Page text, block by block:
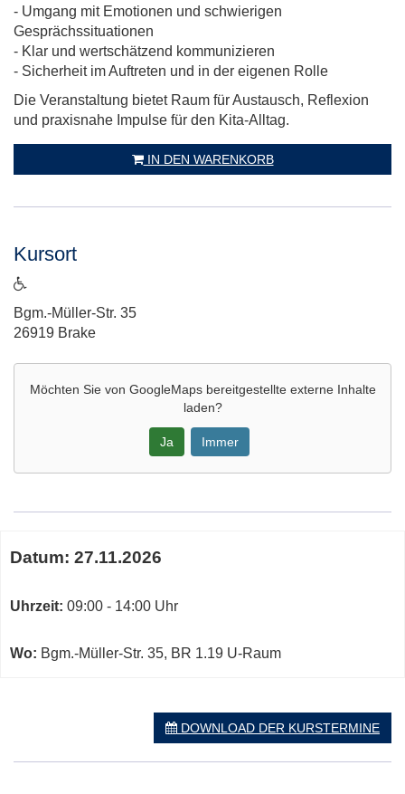
- Umgang mit Emotionen und schwierigen
Gesprächssituationen
- Klar und wertschätzend kommunizieren
- Sicherheit im Auftreten und in der eigenen Rolle
Die Veranstaltung bietet Raum für Austausch, Reflexion
und praxisnahe Impulse für den Kita-Alltag.
IN DEN WARENKORB
Kursort
Adresse:
Bgm.-Müller-Str. 35
26919 Brake
Möchten Sie von GoogleMapsbereitgestellte externe Inhalte
laden?
Ja Immer
Maps
von
Fenster
zum
Kurs
Datum: 27.11.2026
Uhrzeit: 09:00 - 14:00 Uhr
Wo: Bgm.-Müller-Str. 35, BR 1.19 U-Raum
DOWNLOAD DER KURSTERMINE